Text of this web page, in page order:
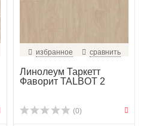
избранное сравнить
Линолеум Таркетт
Фаворит TALBOT 2
(0)